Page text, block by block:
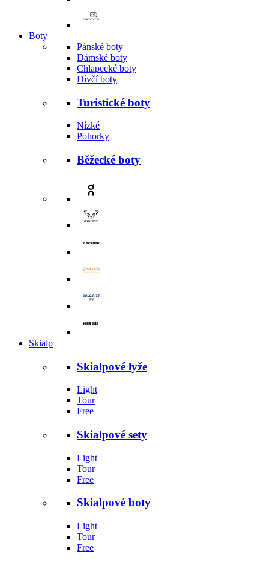
Boty
Pánské boty
Dámské boty
Chlapecké boty
Dívčí boty
Turistické boty
Nízké
Pohorky
Běžecké boty
Skialp
Skialpové lyže
Light
Tour
Free
Skialpové sety
Light
Tour
Free
Skialpové boty
Light
Tour
Free